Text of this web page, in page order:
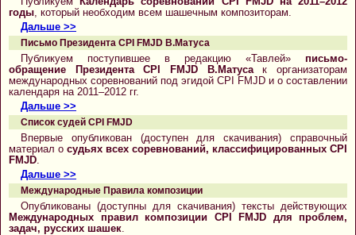
годы , который необходим всем шашечным композиторам.
Дальше >>
Письмо Президента CPI FMJD В.Матуса
Публикуем поступившее в редакцию «Тавлей» письмо-
обращение Президента CPI FMJD В.Матусак организаторам
международных соревнований под эгидой CPI FMJD и о составлении
календаря на 2011–2012 гг.
Дальше >>
Список судей CPI FMJD
Впервые опубликован (доступен для скачивания) справочный
материал о судьях всех соревнований, классифицированных CPI
FMJD
Дальше >>
Международные Правила композиции
Опубликованы (доступны для скачивания) тексты действующих
Международных правил композиции CPI FMJD для проблем,
задач, русских шашек